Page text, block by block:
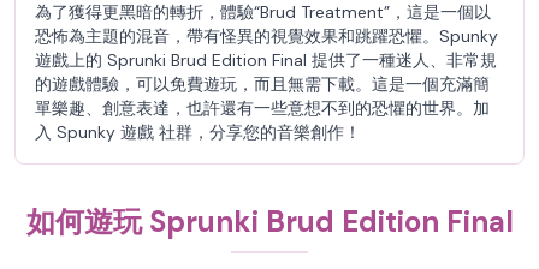
為了獲得更黑暗的轉折，體驗“Brud Treatment”，這是一個以
恐怖為主題的混音，帶有怪異的視覺效果和跳躍恐懼。Spunky
遊戲上的 Sprunki Brud Edition Final 提供了一種迷人、非常規
的遊戲體驗，可以免費遊玩，而且無需下載。這是一個充滿簡
單樂趣、創意表達，也許還有一些意想不到的恐懼的世界。加
入 Spunky 遊戲 社群，分享您的音樂創作！
如何遊玩 Sprunki Brud Edition Final